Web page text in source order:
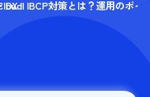
DX BCP対策とは？運用のポイ